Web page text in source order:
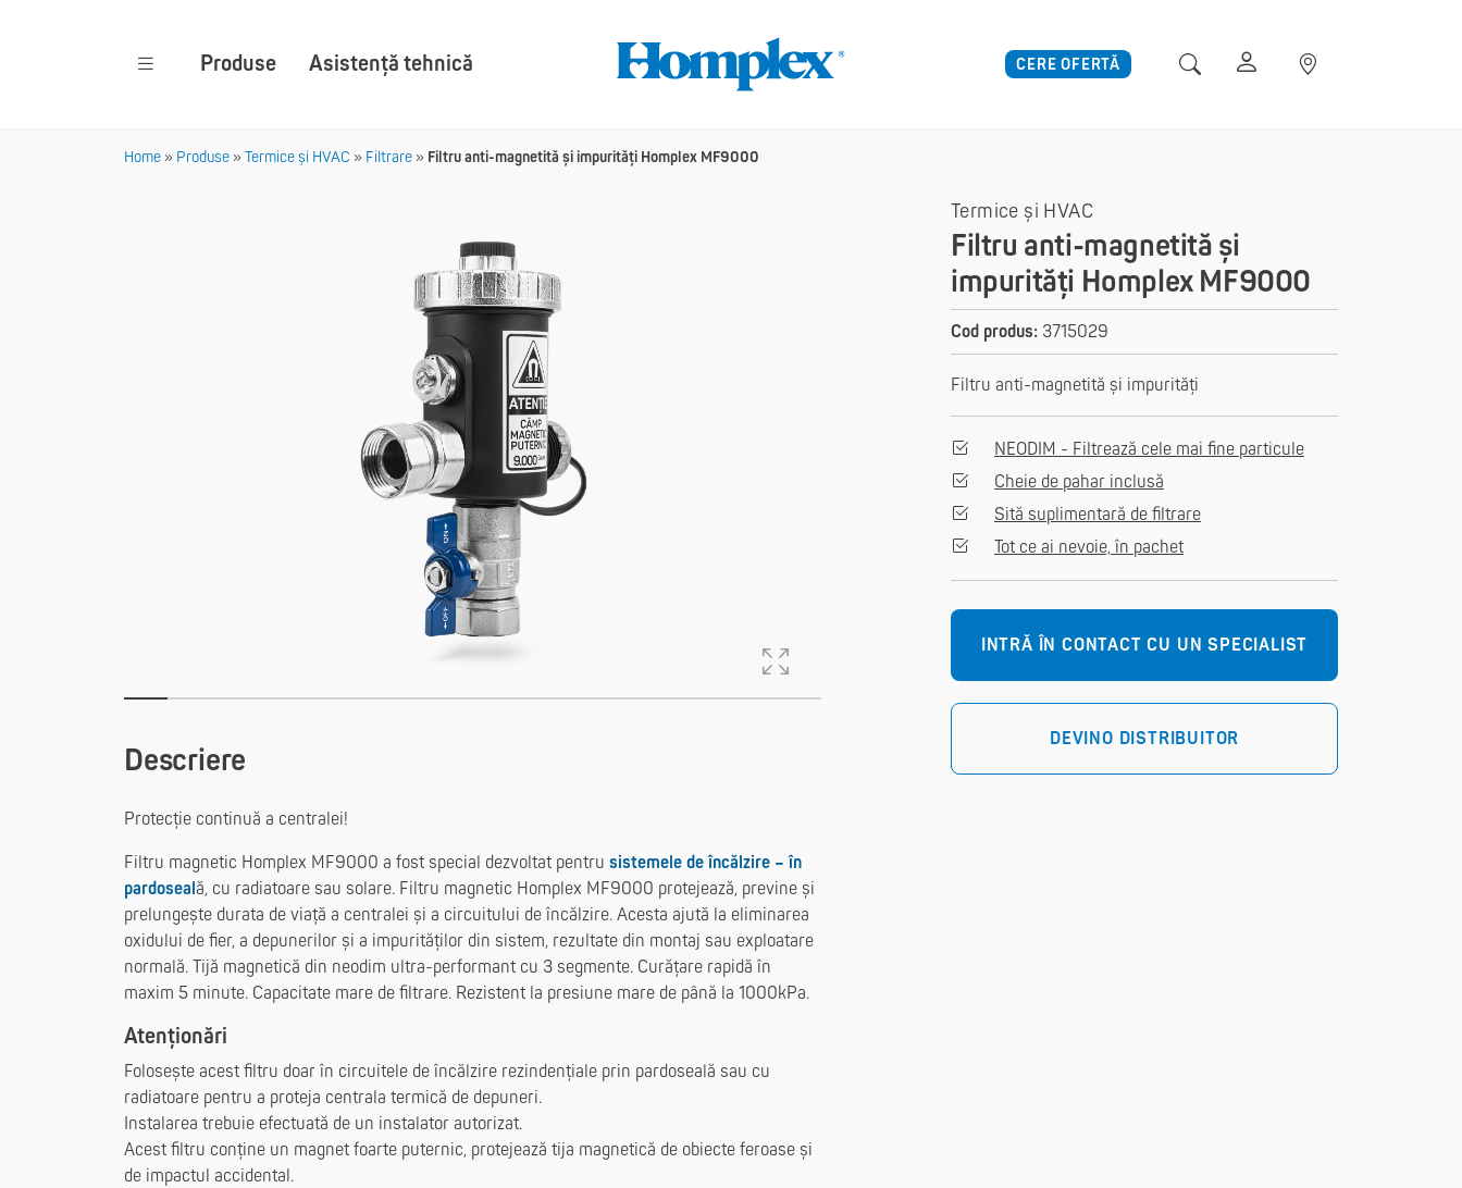
Produse Asistență tehnică CERE OFERTĂ
Home » Produse » Termice și HVAC » Filtrare » Filtru anti-magnetită și impurități Homplex MF9000
Descriere
Protecție continuă a centralei!
Filtru magnetic Homplex MF9000 a fost special dezvoltat pentru sistemele de încălzire – în
pardoseală, cu radiatoare sau solare. Filtru magnetic Homplex MF9000 protejează, previne și
prelungește durata de viață a centralei și a circuitului de încălzire. Acesta ajută la eliminarea
oxidului de fier, a depunerilor și a impurităților din sistem, rezultate din montaj sau exploatare
normală. Tijă magnetică din neodim ultra-performant cu 3 segmente. Curățare rapidă în
maxim 5 minute. Capacitate mare de filtrare. Rezistent la presiune mare de până la 1000kPa.
Atenționări
Folosește acest filtru doar în circuitele de încălzire rezindențiale prin pardoseală sau cu
radiatoare pentru a proteja centrala termică de depuneri.
Instalarea trebuie efectuată de un instalator autorizat.
Acest filtru conține un magnet foarte puternic, protejează tija magnetică de obiecte feroase și
de impactul accidental.
Termice și HVAC
Filtru anti-magnetită și
impurități Homplex MF9000
Cod produs: 3715029
Filtru anti-magnetită și impurități
NEODIM - Filtrează cele mai fine particule
Cheie de pahar inclusă
Sită suplimentară de filtrare
Tot ce ai nevoie, în pachet
INTRĂ ÎN CONTACT CU UN SPECIALIST
DEVINO DISTRIBUITOR